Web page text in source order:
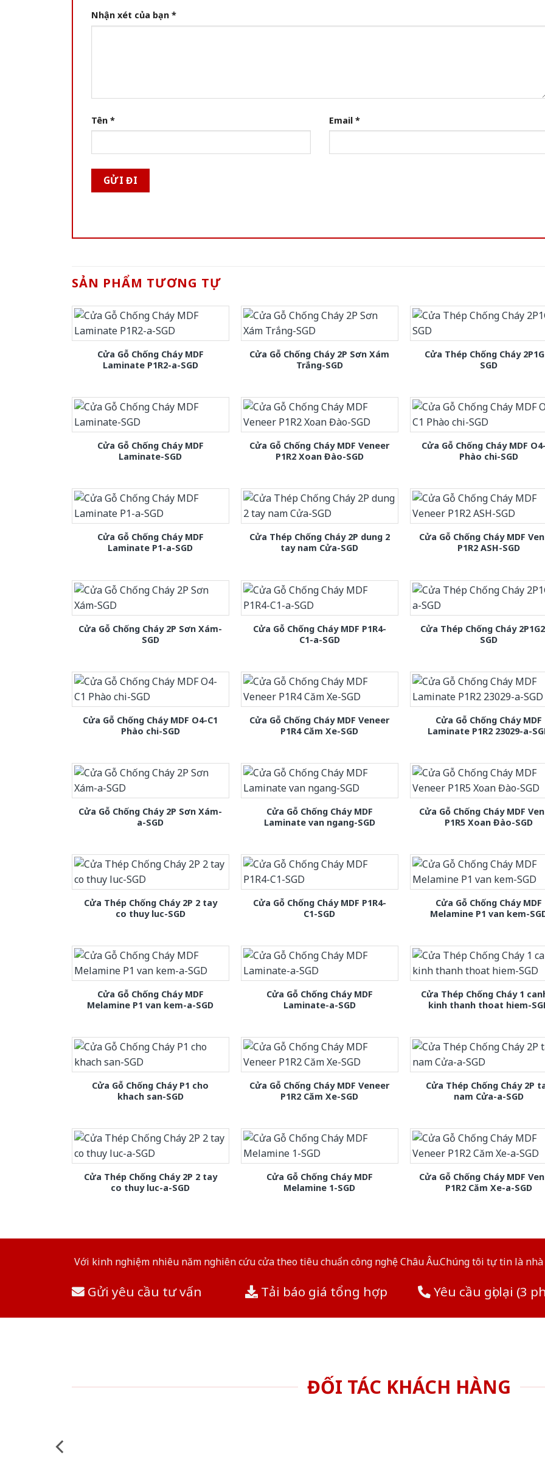
Nhận xét của bạn *
Tên * Email *
SẢN PHẨM TƯƠNG TỰ
Cửa Gỗ Chống Cháy MDF
Laminate P1R2-a-SGD
Cửa Gỗ Chống Cháy 2P Sơn Xám
Trắng-SGD
Cửa Thép Chống Cháy
SGD
Cửa Gỗ Chống Cháy MDF
Laminate-SGD
Cửa Gỗ Chống Cháy MDF Veneer
P1R2 Xoan Đào-SGD
Cửa Gỗ Chống Cháy MDF
Phào chi-SGD
Cửa Gỗ Chống Cháy MDF
Laminate P1-a-SGD
Cửa Thép Chống Cháy 2P dung 2
tay nam Cửa-SGD
Cửa Gỗ Chống Cháy MDF
P1R2 ASH-SGD
Cửa Gỗ Chống Cháy 2P Sơn Xám-
SGD
Cửa Gỗ Chống Cháy MDF P1R4-
C1-a-SGD
Cửa Thép Chống Cháy
SGD
Cửa Gỗ Chống Cháy MDF O4-C1
Phào chi-SGD
Cửa Gỗ Chống Cháy MDF Veneer
P1R4 Căm Xe-SGD
Cửa Gỗ Chống Cháy MDF
Laminate P1R2 23029-a-
Cửa Gỗ Chống Cháy 2P Sơn Xám-
a-SGD
Cửa Gỗ Chống Cháy MDF
Laminate van ngang-SGD
Cửa Gỗ Chống Cháy MDF
P1R5 Xoan Đào-SGD
Cửa Thép Chống Cháy 2P 2 tay
co thuy luc-SGD
Cửa Gỗ Chống Cháy MDF P1R4-
C1-SGD
Cửa Gỗ Chống Cháy MDF
Melamine P1 van kem-
Cửa Gỗ Chống Cháy MDF
Melamine P1 van kem-a-SGD
Cửa Gỗ Chống Cháy MDF
Laminate-a-SGD
Cửa Thép Chống Cháy 1
kinh thanh thoat hiem-
Cửa Gỗ Chống Cháy P1 cho
khach san-SGD
Cửa Gỗ Chống Cháy MDF Veneer
P1R2 Căm Xe-SGD
Cửa Thép Chống Cháy 2P
nam Cửa-a-SGD
Cửa Thép Chống Cháy 2P 2 tay
co thuy luc-a-SGD
Cửa Gỗ Chống Cháy MDF
Melamine 1-SGD
Cửa Gỗ Chống Cháy MDF
P1R2 Căm Xe-a-SGD
Với kinh nghiệm nhiêu năm nghiên cứu cửa theo tiêu chuẩn công nghệ Châu Âu.Chúng tôi tự tin là
Gửi yêu cầu tư vấn Tải báo giá tổng hợp Yêu cầu gọi lại (3
ĐỐI TÁC KHÁCH HÀNG